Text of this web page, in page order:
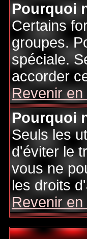
Pourquoi
Certains
groupes.
spéciale.
accorder
Revenir
Pourquoi
Seuls les
d'éviter le
vous ne
les droits
Revenir